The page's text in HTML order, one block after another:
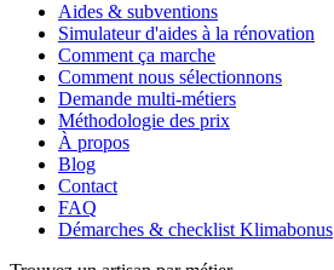
Aides & subventions
Simulateur d'aides à la rénovation
Comment ça marche
Comment nous sélectionnons
Demande multi-métiers
Méthodologie des prix
À propos
Blog
Contact
FAQ
Démarches & checklist Klimabonus